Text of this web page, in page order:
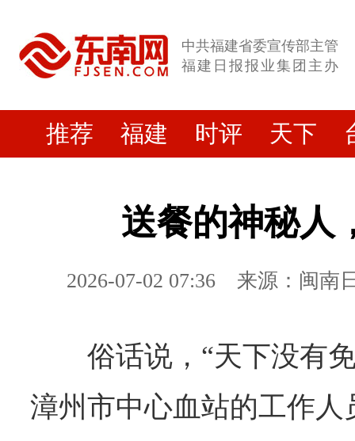
中共福建省委宣传部主管
福建日报报业集团主办
推荐 福建 时评 天下
送餐的神秘人
2026-07-02 07:36 来源：闽南
俗话说，“天下没有
漳州市中心血站的工作